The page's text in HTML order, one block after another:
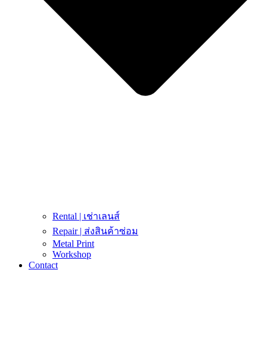
Rental | เช่าเลนส์
Repair | ส่งสินค้าซ่อม
Metal Print
Workshop
Contact